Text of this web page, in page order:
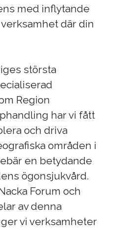
med inflytande
där din
största
Region
har vi fått
och driva
områden i
en betydande
ögonsjukvård.
Forum och
av denna
vi verksamheter